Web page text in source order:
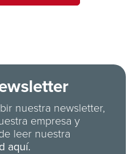
nuestra newsletter,
empresa y
leer nuestra
aquí.